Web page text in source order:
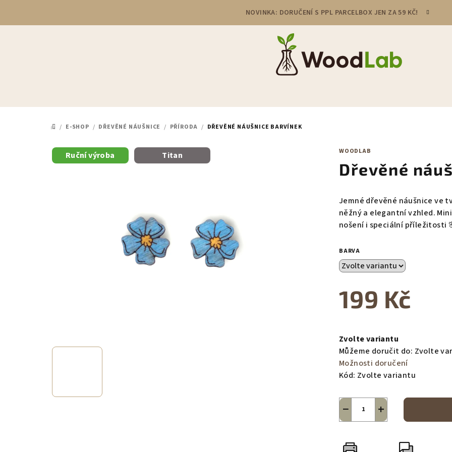
NOVINKA: DORUČENÍ S PPL PARCELBOX JEN ZA 59 KČ!
DOMŮ
/ E-SHOP / DŘEVĚNÉ NÁUŠNICE / PŘÍRODA / DŘEVĚNÉ NÁUŠNICE BARVÍNEK
WOODLAB
Dřevěné
Jemné dřevěné náušnice ve
něžný a elegantní vzhled.
nošení i speciální příležitosti
BARVA
199 Kč
cena:
Zvolte variantu
Můžeme doručit do: Zvolte
Možnosti doručení
Kód: Zvolte variantu
+
−
Ruční výroba Titan